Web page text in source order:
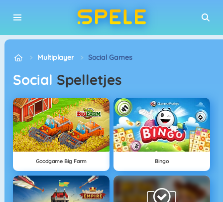
Multiplayer Social Games
Social Spelletjes
Goodgame Big Farm Bingo